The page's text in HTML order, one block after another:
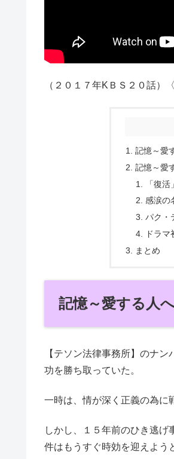
（２０１７年KＢＳ２０話）
記憶～愛
記憶～愛
「復
感涙の
パク・
ドラ
まとめ
記憶～愛する人
【テソン法律事務所】のナ
功を勝ち取っていた。
一時は、情が深く正義の為に
しかし、１５年前のひき逃
件はもうすぐ時効を迎えよう